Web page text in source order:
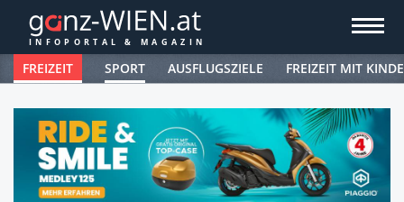
FREIZEIT SPORT AUSFLUGSZIELE FREIZEIT MIT